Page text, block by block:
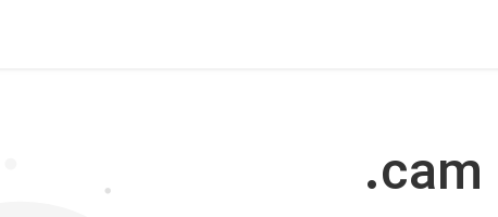
.cam